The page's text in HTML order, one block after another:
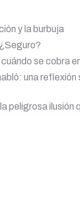
y la burbuja
se cobra
una
peligrosa ilusión